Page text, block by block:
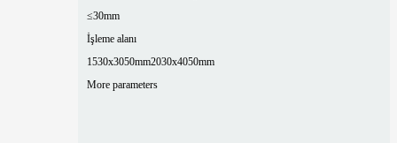
≤30mm
İşleme alanı
1530x3050mm2030x4050mm
More parameters